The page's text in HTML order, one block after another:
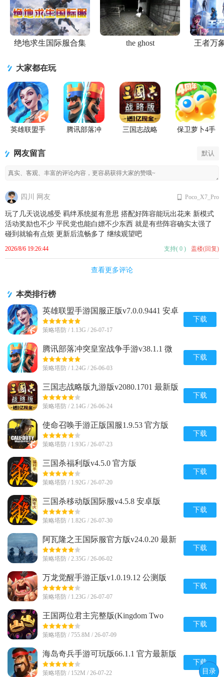
绝地求生国际服合集 the ghost 王者万
大家都在玩
英雄联盟手
腾讯部落冲
三国志战略
保卫萝卜4手
网友留言 默认
四川 网友
2026/8/6 19:26:44
玩了几天说说感受 羁绊系统挺有意思 搭配好阵容能玩出花来 新模式
活动奖励也不少 平民党也能白嫖不少东西 就是有些阵容确实太强了
碰到就输有点烦 更新后流畅多了 继续观望吧
Poco_X7_Pro
支持( 0 ) 盖楼(回复)
查看更多评论
本类排行榜
英雄联盟手游国服正版v7.0.0.9441 安卓
最新版
策略塔防 / 1.13G / 26-07-17
下载
腾讯部落冲突皇室战争手游v38.1.1 微
信qq一键登录版
策略塔防 / 1.24G / 26-06-03
下载
三国志战略版九游版v2080.1701 最新版
策略塔防 / 2.14G / 26-06-24
下载
使命召唤手游正版国服1.9.53 官方版
策略塔防 / 1.93G / 26-07-23
下载
三国杀福利版v4.5.0 官方版
策略塔防 / 1.92G / 26-07-20
下载
三国杀移动版国际服v4.5.8 安卓版
策略塔防 / 1.82G / 26-07-30
下载
阿瓦隆之王国际服官方版v24.0.20 最新
直装版
策略塔防 / 2.35G / 26-06-02
下载
万龙觉醒手游正版v1.0.19.12 公测版
策略塔防 / 1.23G / 26-07-07
下载
王国两位君主完整版(Kingdom Two
Crowns)1.1.16 无限金币版
策略塔防 / 755.8M / 26-07-09
下载
海岛奇兵手游可玩版66.1.1 官方最新版
策略塔防 / 152M / 26-07-22
下载
目录